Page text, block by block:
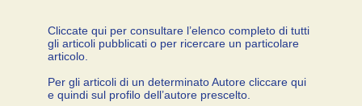
Cliccate qui per consultare l’elenco completo di tutti
gli articoli pubblicati o per ricercare un particolare
articolo.
Per gli articoli di un determinato Autore cliccare qui
e quindi sul profilo dell’autore prescelto.